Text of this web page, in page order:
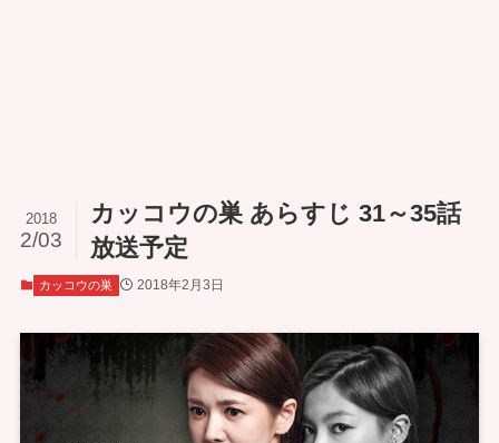
カッコウの巣 あらすじ 31～35話
放送予定
2018
2/03
カッコウの巣 2018年2月3日